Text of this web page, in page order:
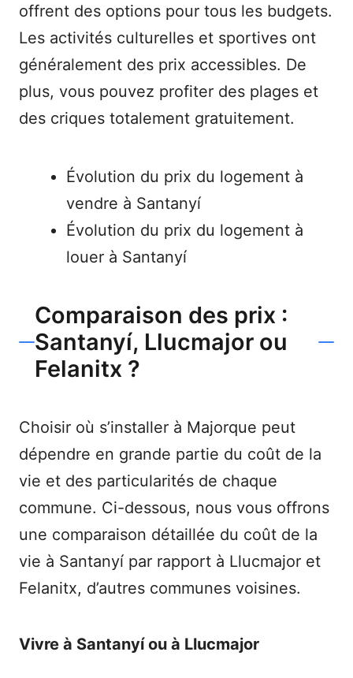
offrent des options pour tous les budgets.
Les activités culturelles et sportives ont
généralement des prix accessibles. De
plus, vous pouvez profiter des plages et
des criques totalement gratuitement.
Évolution du prix du logement à
vendre à Santanyí
Évolution du prix du logement à
louer à Santanyí
Comparaison des prix :
Santanyí, Llucmajor ou
Felanitx ?
Choisir où s’installer à Majorque peut
dépendre en grande partie du coût de la
vie et des particularités de chaque
commune. Ci-dessous, nous vous offrons
une comparaison détaillée du coût de la
vie à Santanyí par rapport à Llucmajor et
Felanitx, d’autres communes voisines.
Vivre à Santanyí ou à Llucmajor